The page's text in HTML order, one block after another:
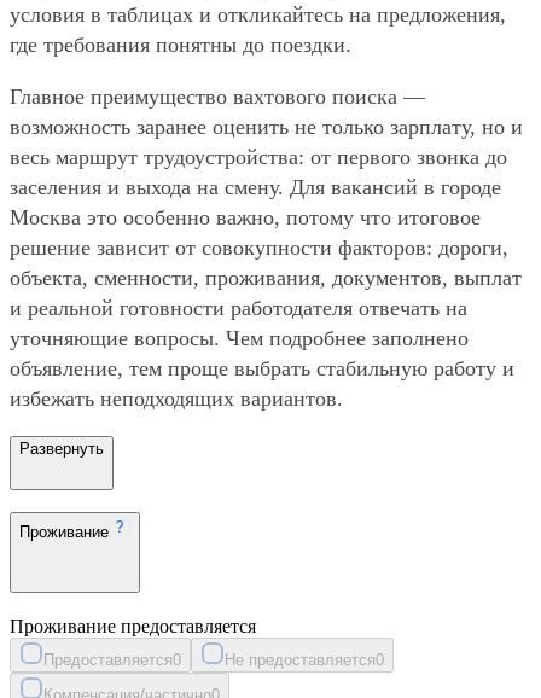
условия в таблицах и откликайтесь на предложения,
где требования понятны до поездки.
Главное преимущество вахтового поиска —
возможность заранее оценить не только зарплату, но и
весь маршрут трудоустройства: от первого звонка до
заселения и выхода на смену. Для вакансий в городе
Москва это особенно важно, потому что итоговое
решение зависит от совокупности факторов: дороги,
объекта, сменности, проживания, документов, выплат
и реальной готовности работодателя отвечать на
уточняющие вопросы. Чем подробнее заполнено
объявление, тем проще выбрать стабильную работу и
избежать неподходящих вариантов.
Развернуть
Проживание
Проживание предоставляется
Предоставляется0 Не предоставляется0